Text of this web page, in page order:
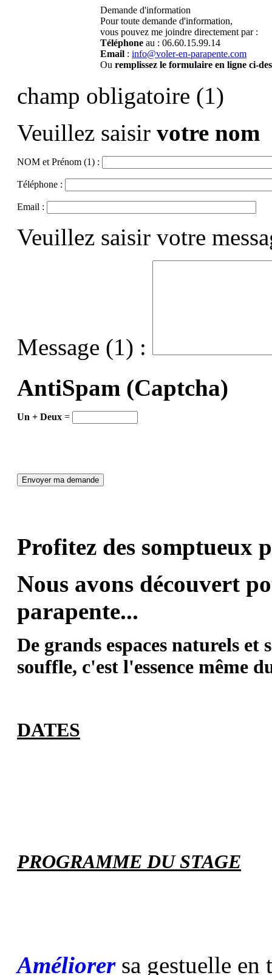
Demande d'information
Pour toute demande d'information,
vous pouvez me joindre directement par :
Téléphone au : 06.60.15.99.14
Email : info@voler-en-parapente.com
Ou remplissez le formulaire en ligne ci-
champ obligatoire (1)
Veuillez saisir votre nom
NOM et Prénom (1) :
Téléphone :
Email :
Veuillez saisir votre
Message (1) :
AntiSpam (Captcha)
Un + Deux =
Profitez des somptueux
Nous avons découvert
parapente...
De grands espaces naturels et
souffle, c'est l'essence même
DATES
PROGRAMME DU STAGE
Améliorersa gestuelle en